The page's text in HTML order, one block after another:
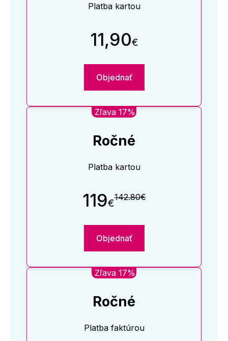
Platba kartou
11,90€
Objednať
Zľava 17%
Ročné
Platba kartou
119€142.80€
Objednať
Zľava 17%
Ročné
Platba faktúrou